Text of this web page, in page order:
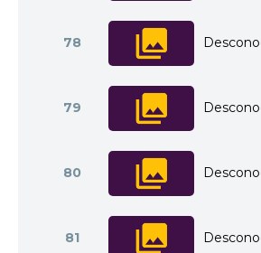
78
79
80
81